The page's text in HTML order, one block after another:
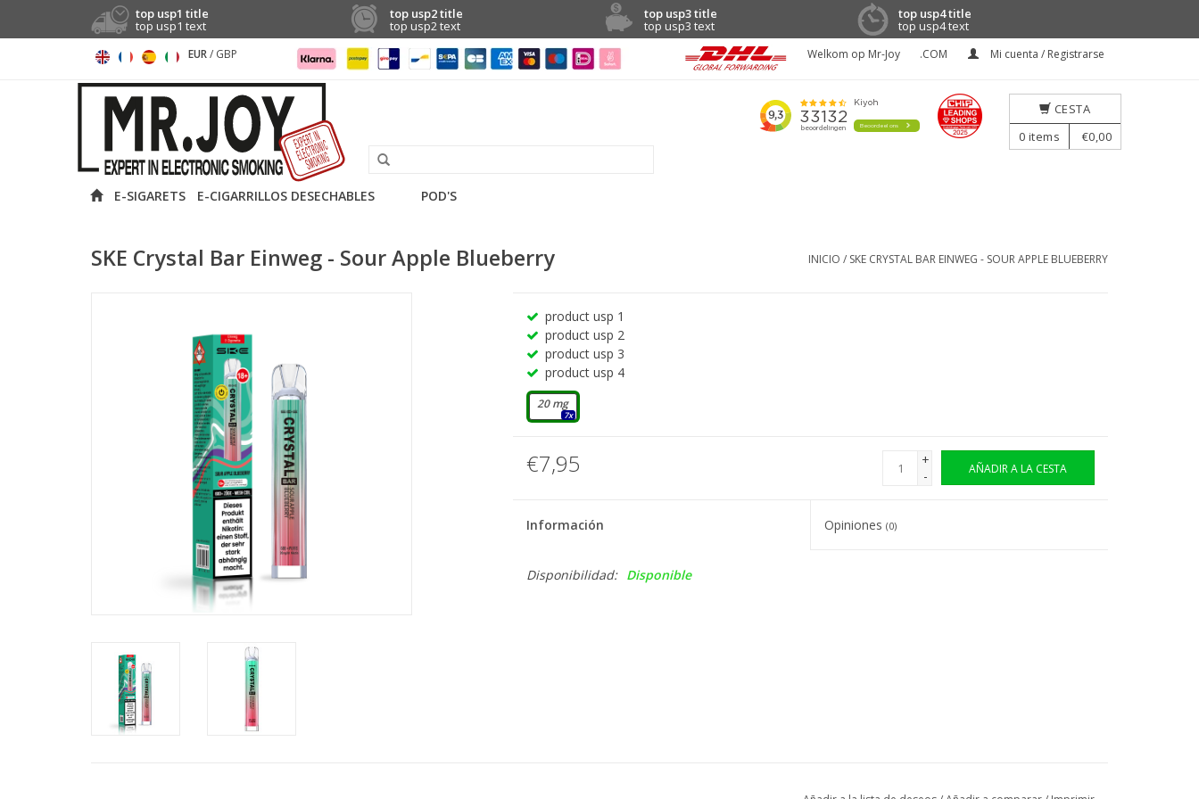
top usp1 title
top usp1 text
top usp2 title
top usp2 text
top usp3 title
top usp3 text
top usp4 title
top usp4 text
EUR/ GBP Welkom op Mr-Joy .COM Mi cuenta / Registrarse
E-SIGARETS E-CIGARRILLOS DESECHABLES POD'S
CESTA
0 items €0,00
SKE Crystal Bar Einweg - Sour Apple Blueberry INICIO / SKE CRYSTAL BAR EINWEG - SOUR APPLE BLUEBERRY
product usp 1
product usp 2
product usp 3
product usp 4
20 mg
7x
€7,95
+
-
AÑADIR A LA CESTA
Información Opiniones(0)
Disponibilidad: Disponible